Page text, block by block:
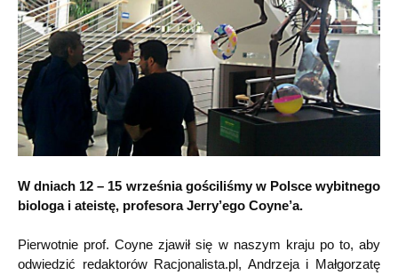
W dniach 12 – 15 września gościliśmy w Polsce wybitnego
biologa i ateistę, profesora Jerry’ego Coyne’a.
Pierwotnie prof. Coyne zjawił się w naszym kraju po to, aby
odwiedzić redaktorów Racjonalista.pl, Andrzeja i Małgorzatę